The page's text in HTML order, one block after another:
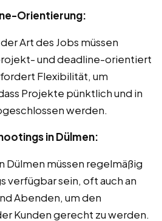
Orientierung:
Art des Jobs müssen
und deadline-orientiert
Flexibilität, um
Projekte pünktlich und in
werden.
in Dülmen:
Dülmen müssen regelmäßig
verfügbar sein, oft auch an
Abenden, um den
Kunden gerecht zu werden.